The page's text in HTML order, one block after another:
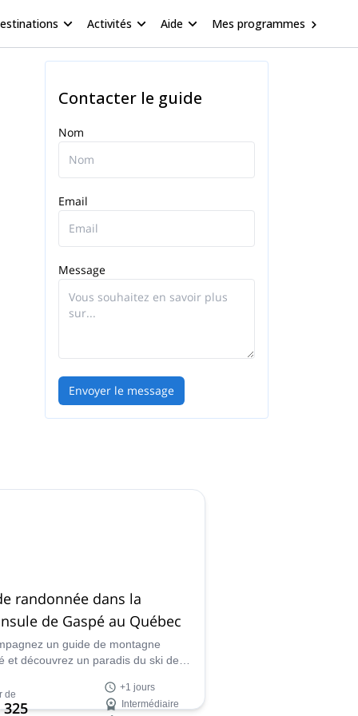
Activités Aide Mes programmes
Contacter le guide
Nom
Email
Message
Envoyer le message
randonnée dans la
de Gaspé au Québec
un guide de montagne
et découvrez un paradis du ski de
dans l'est du Québec.
de
325
+1 jours
Intermédiaire